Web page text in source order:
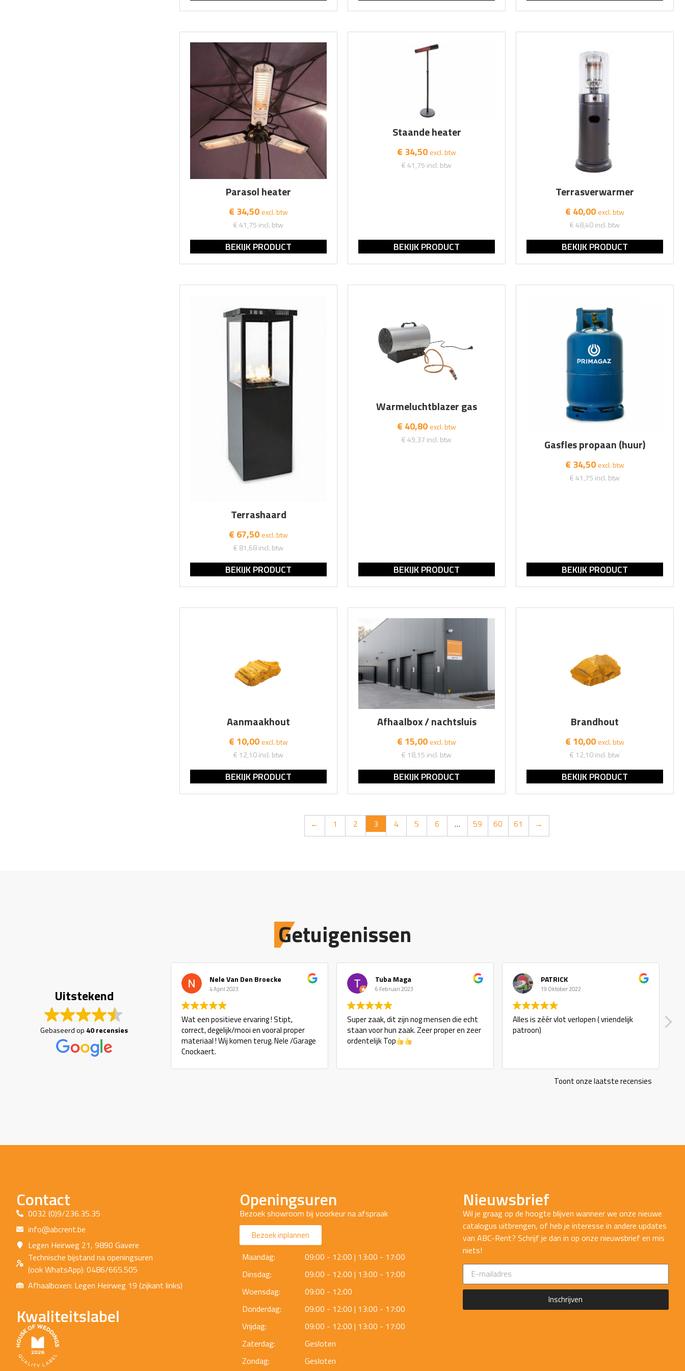
Parasol heater
€ 34,50 excl. btw
€ 41,75 incl. btw
BEKIJK PRODUCT
Staande heater
€ 34,50 excl. btw
€ 41,75 incl. btw
BEKIJK PRODUCT
Terrasverwarmer
€ 40,00 excl. btw
€ 48,40incl. btw
BEKIJK PRODUCT
Terrashaard
€ 67,50 excl. btw
€ 81,68incl. btw
BEKIJK PRODUCT
Warmeluchtblazer gas
€ 40,80 excl. btw
€ 49,37 incl. btw
BEKIJK PRODUCT
Gasfles propaan (huur)
€ 34,50 excl. btw
€ 41,75 incl. btw
BEKIJK PRODUCT
Aanmaakhout
€ 10,00 excl. btw
€ 12,10incl. btw
BEKIJK PRODUCT
Afhaalbox / nachtsluis
€ 15,00 excl. btw
€ 18,15 incl. btw
BEKIJK PRODUCT
Brandhout
€ 10,00 excl. btw
€ 12,10incl. btw
BEKIJK PRODUCT
← 1 2 3 4 5 6 … 59 60 61 →
Getuigenissen
Uitstekend
Gebaseerd op 40 recensies
Nele Van Den Broecke
4 April 2023
Wat een positieve ervaring ! Stipt,
correct, degelijk/mooi en vooral proper
materiaal ! Wij komen terug. Nele /Garage
Cnockaert.
Tuba Maga
6 Februari 2023
Super zaak, dit zijn nog mensen die echt
staan voor hun zaak. Zeer proper en zeer
ordentelijk Top
PATRICK
19 Oktober 2022
Alles is zéér vlot verlopen ( vriendelijk
patroon)
Toont onze laatste recensies
Contact
0032 (0)9/236.35.35
info@abcrent.be
Legen Heirweg 21, 9890 Gavere
Technische bijstand na openingsuren
(ook WhatsApp): 0486/665.505
Afhaalboxen: Legen Heirweg 19 (zijkant links)
Kwaliteitslabel
Openingsuren
Bezoek showroom bij voorkeur na afspraak
Bezoek inplannen
Maandag:
09:00 - 12:00 | 13:00 - 17:00
Dinsdag:
09:00 - 12:00 | 13:00 - 17:00
Woensdag:
09:00 - 12:00
Donderdag:
09:00 - 12:00 | 13:00 - 17:00
Vrijdag:
09:00 - 12:00 | 13:00 - 17:00
Zaterdag:
Gesloten
Zondag:
Gesloten
Nieuwsbrief
Wil je graag op de hoogte blijven wanneer we onze nieuwe
catalogus uitbrengen, of heb je interesse in andere updates
van ABC-Rent? Schrijf je dan in op onze nieuwsbrief en mis
niets!
Inschrijven